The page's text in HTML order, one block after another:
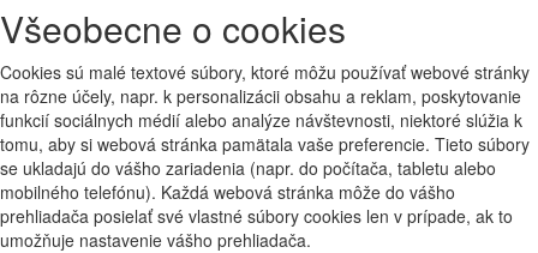
Všeobecne o cookies
Cookies sú malé textové súbory, ktoré môžu používať webové stránky
na rôzne účely, napr. k personalizácii obsahu a reklam, poskytovanie
funkcií sociálnych médií alebo analýze návštevnosti, niektoré slúžia k
tomu, aby si webová stránka pamätala vaše preferencie. Tieto súbory
se ukladajú do vášho zariadenia (napr. do počítača, tabletu alebo
mobilného telefónu). Každá webová stránka môže do vášho
prehliadača posielať své vlastné súbory cookies len v prípade, ak to
umožňuje nastavenie vášho prehliadača.